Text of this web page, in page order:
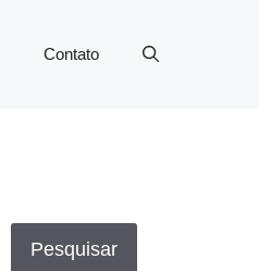
Contato
Pesquisar